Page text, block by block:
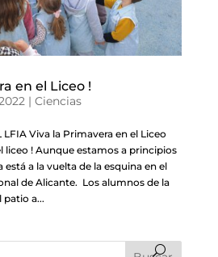
en el Liceo !
| Ciencias
LFIA Viva la Primavera en el Liceo
liceo ! Aunque estamos a principios
a la vuelta de la esquina en el
de Alicante. Los alumnos de la
patio a...